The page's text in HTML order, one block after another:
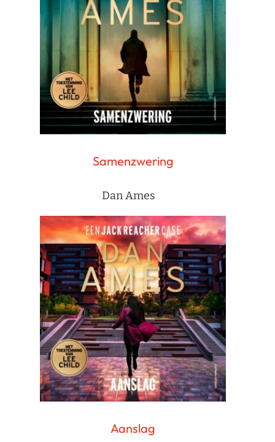
Samenzwering
Dan Ames
Aanslag